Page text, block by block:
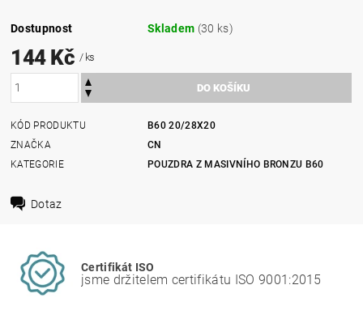
Dostupnost Skladem (30 ks)
144 Kč / ks
KÓD PRODUKTU
B60 20/28X20
ZNAČKA
CN
KATEGORIE
POUZDRA Z MASIVNÍHO BRONZU B60
Dotaz
Certifikát ISO
jsme držitelem certifikátu ISO 9001:2015